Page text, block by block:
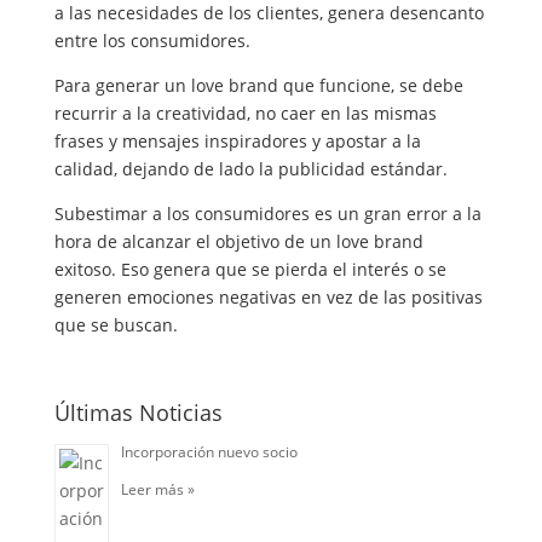
a las necesidades de los clientes, genera desencanto
entre los consumidores.
Para generar un love brand que funcione, se debe
recurrir a la creatividad, no caer en las mismas
frases y mensajes inspiradores y apostar a la
calidad, dejando de lado la publicidad estándar.
Subestimar a los consumidores es un gran error a la
hora de alcanzar el objetivo de un love brand
exitoso. Eso genera que se pierda el interés o se
generen emociones negativas en vez de las positivas
que se buscan.
Últimas Noticias
Incorporación nuevo socio
Leer más »